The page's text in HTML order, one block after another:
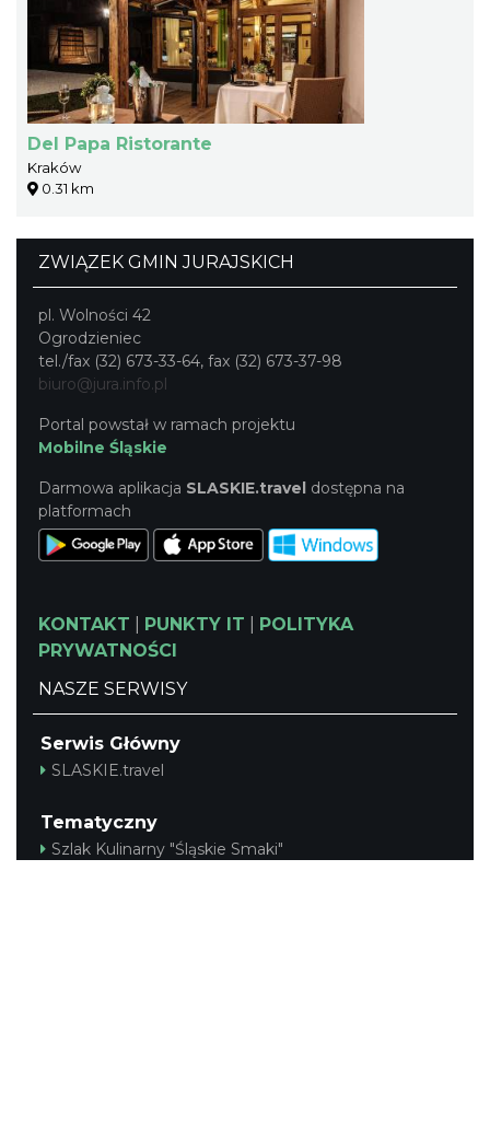
Del Papa Ristorante
Kraków
0.31 km
ZWIĄZEK GMIN JURAJSKICH
pl. Wolności 42
Ogrodzieniec
tel./fax (32) 673-33-64, fax (32) 673-37-98
biuro@jura.info.pl
Portal powstał w ramach projektu
Mobilne Śląskie
Darmowa aplikacja SLASKIE.travel dostępna na
platformach
KONTAKT PUNKTY IT
POLITYKA
PRYWATNOŚCI
NASZE SERWISY
Serwis Główny
SLASKIE.travel
Tematyczny
Szlak Kulinarny "Śląskie Smaki"